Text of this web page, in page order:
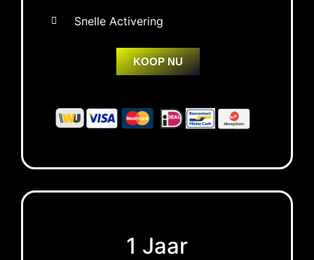
Snelle Activering
KOOP NU
1 Jaar